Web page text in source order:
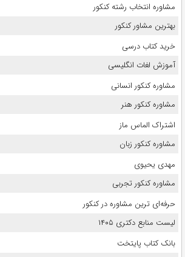
مشاوره انتخاب رشته کنکور
بهترین مشاور کنکور
خرید کتاب درسی
آموزش لغات انگلیسی
مشاوره کنکور انسانی
مشاوره کنکور هنر
اشتراک الماس ماز
مشاوره کنکور زبان
مهدی یحیوی
مشاوره کنکور تجربی
حرفه‌ای ترین مشاوره در کنکور
لیست منابع دکتری ۱۴۰۵
بانک کتاب پایتخت